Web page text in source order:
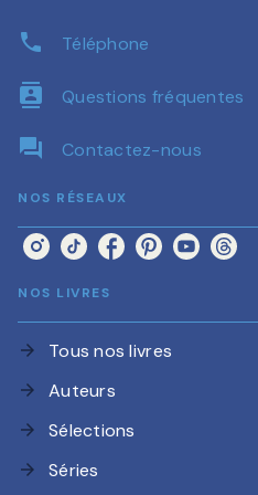
phone Téléphone
contacts Questions fréquentes
question_answer Contactez-nous
NOS RÉSEAUX
NOS LIVRES
arrow_forward Tous nos livres
arrow_forward Auteurs
arrow_forward Sélections
arrow_forward Séries